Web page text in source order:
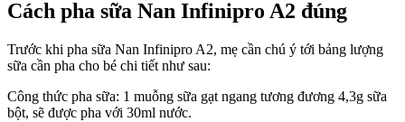
Cách pha sữa Nan Infinipro A2 đúng
Trước khi pha sữa Nan Infinipro A2, mẹ cần chú ý tới bảng lượng
sữa cần pha cho bé chi tiết như sau:
Công thức pha sữa: 1 muỗng sữa gạt ngang tương đương 4,3g sữa
bột, sẽ được pha với 30ml nước.